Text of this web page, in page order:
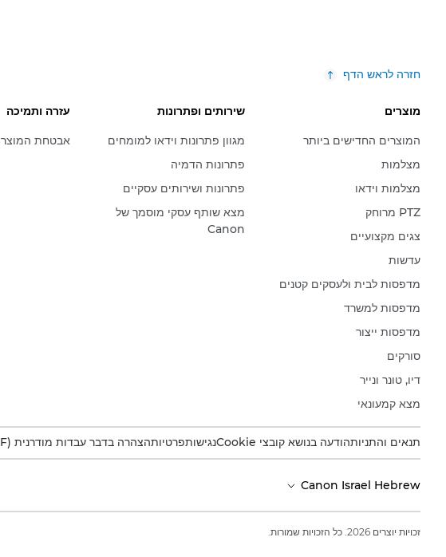
חזרה לראש הדף
מוצרים
המוצרים החדישים ביותר
מצלמות
מצלמות וידאו
PTZ מרוחק
צגים מקצועיים
עדשות
מדפסות לבית ולעסקים קטנים
מדפסות למשרד
מדפסות ייצור
סורקים
דיו, טונר ונייר
מצא קמעונאי
שירותים ופתרונות
מגוון פתרונות וידאו למומחים
פתרונות הדמיה
פתרונות ושירותים עסקיים
מצא שותף עסקי מוסמך של
Canon
עזרה ותמיכה
אבטחת המוצר
תנאים והתניותהודעה בנושא קובצי Cookie נגישותפרטיותהצהרה בדבר עבדות מודרנית (PDF)
Canon Israel Hebrew
זכויות יוצרים 2026. כל הזכויות שמורות.